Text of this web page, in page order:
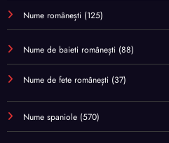
Nume românești (125)
Nume de baieti românești (88)
Nume de fete românești (37)
Nume spaniole (570)